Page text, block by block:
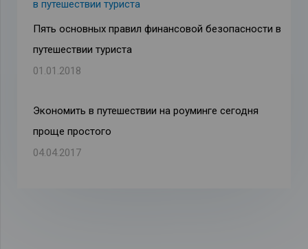
Пять основных правил финансовой безопасности в
путешествии туриста
01.01.2018
Экономить в путешествии на роуминге сегодня
проще простого
04.04.2017